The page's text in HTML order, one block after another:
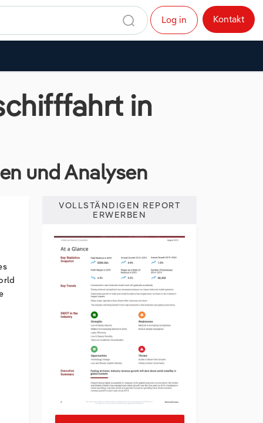
Log in Kontakt
in
und Analysen
VOLLSTÄNDIGEN REPORT
ERWERBEN